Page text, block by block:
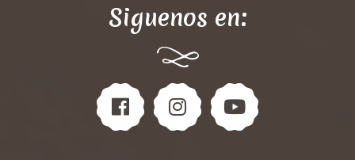
Siguenos en: